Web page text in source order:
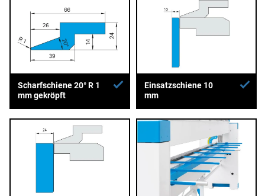
Scharfschiene 20° R 1
mm gekröpft
Einsatzschiene 10
mm